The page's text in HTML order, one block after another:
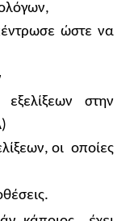
ώστε να
στην
οι οποίες